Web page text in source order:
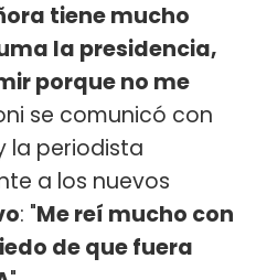
tiene mucho
la presidencia,
porque no me
se comunicó con
la periodista
a los nuevos
: "Me reí mucho con
de que fuera